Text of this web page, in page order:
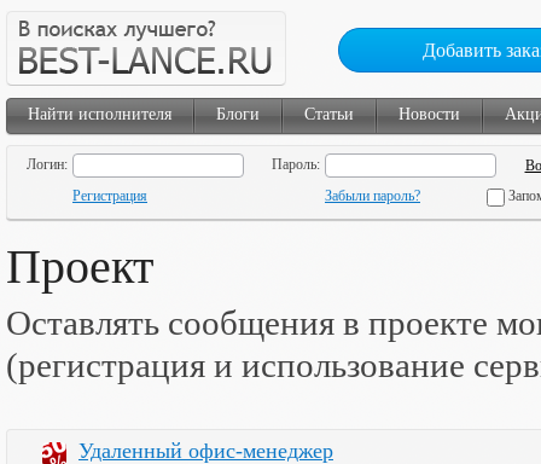
Добавить
Найти исполнителя Блоги Статьи Новости
Логин:
Пароль:
Регистрация
Забыли пароль?
Проект
Оставлять сообщения в проекте
(регистрация и использование
Удаленный офис-менеджер